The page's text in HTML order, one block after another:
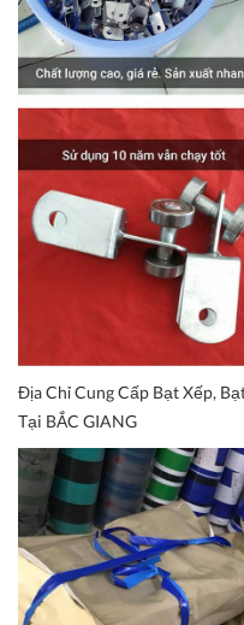
Địa Chỉ Cung Cấp Bạt Xếp,
Tại BẮC GIANG